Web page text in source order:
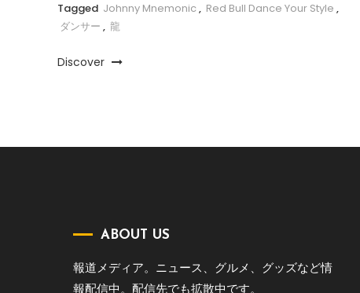
Tagged Johnny Mnemonic , Red Bull Dance Your Style ,
ダンサー , 龍
Discover
ABOUT US
報道メディア。ニュース、グルメ、グッズなど情
報配信中。配信先でも拡散中です。